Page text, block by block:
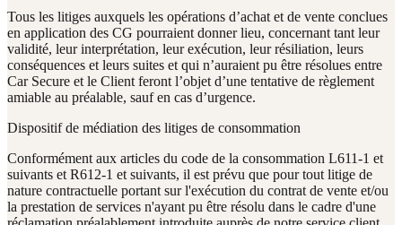
Tous les litiges auxquels les opérations d’achat et de vente conclues
en application des CG pourraient donner lieu, concernant tant leur
validité, leur interprétation, leur exécution, leur résiliation, leurs
conséquences et leurs suites et qui n’auraient pu être résolues entre
Car Secure et le Client feront l’objet d’une tentative de règlement
amiable au préalable, sauf en cas d’urgence.
Dispositif de médiation des litiges de consommation
Conformément aux articles du code de la consommation L611-1 et
suivants et R612-1 et suivants, il est prévu que pour tout litige de
nature contractuelle portant sur l'exécution du contrat de vente et/ou
la prestation de services n'ayant pu être résolu dans le cadre d'une